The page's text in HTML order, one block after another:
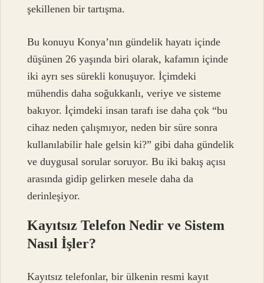
şekillenen bir tartışma.
Bu konuyu Konya’nın gündelik hayatı içinde
düşünen 26 yaşında biri olarak, kafamın içinde
iki ayrı ses sürekli konuşuyor. İçimdeki
mühendis daha soğukkanlı, veriye ve sisteme
bakıyor. İçimdeki insan tarafı ise daha çok “bu
cihaz neden çalışmıyor, neden bir süre sonra
kullanılabilir hale gelsin ki?” gibi daha gündelik
ve duygusal sorular soruyor. Bu iki bakış açısı
arasında gidip gelirken mesele daha da
derinleşiyor.
Kayıtsız Telefon Nedir ve Sistem
Nasıl İşler?
Kayıtsız telefonlar, bir ülkenin resmi kayıt